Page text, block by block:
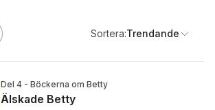
Sortera:Trendande
Del 4 - Böckerna om Betty
Älskade Betty